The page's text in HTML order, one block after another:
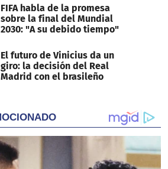
FIFA habla de la promesa
sobre la final del Mundial
2030: "A su debido tiempo"
El futuro de Vinicius da un
giro: la decisión del Real
Madrid con el brasileño